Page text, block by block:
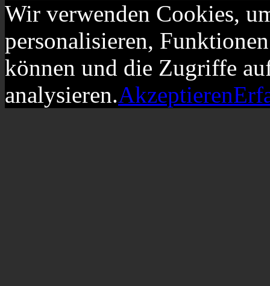
Wir verwenden Cookies,
personalisieren,
können und die Zugriffe
analysieren.Akzeptieren